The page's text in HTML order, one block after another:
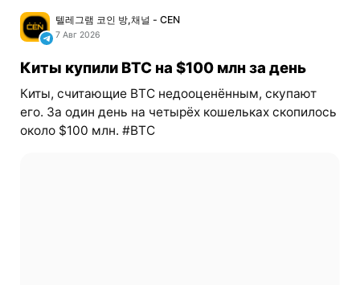
텔레그램 코인 방,채널 - CEN
7 Авг 2026
Киты купили BTC на $100 млн за день
Киты, считающие BTC недооценённым, скупают
его. За один день на четырёх кошельках скопилось
около $100 млн. #BTC